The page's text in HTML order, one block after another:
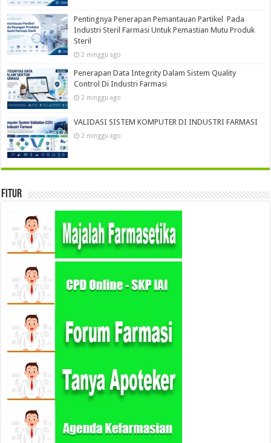
Pentingnya Penerapan Pemantauan Partikel Pada
Industri Steril Farmasi Untuk Pemastian Mutu Produk
Steril
2 minggu ago
Penerapan Data Integrity Dalam Sistem Quality
Control Di Industri Farmasi
2 minggu ago
VALIDASI SISTEM KOMPUTER DI INDUSTRI FARMASI
2 minggu ago
Fitur